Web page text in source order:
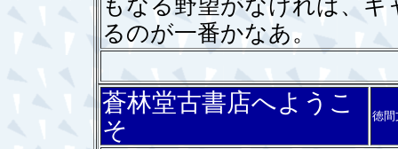
もなる野望がなければ、
るのが一番かなあ。
蒼林堂古書店へようこ
そ
徳間